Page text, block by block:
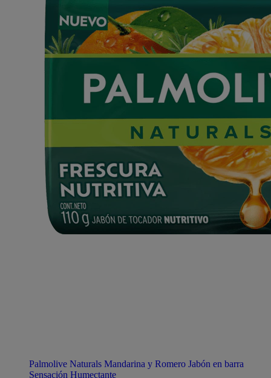
Palmolive Naturals Mandarina y Romero Jabón en barra
Sensación Humectante